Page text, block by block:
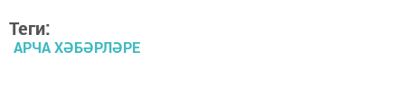
Теги:
АРЧА ХӘБӘРЛӘРЕ